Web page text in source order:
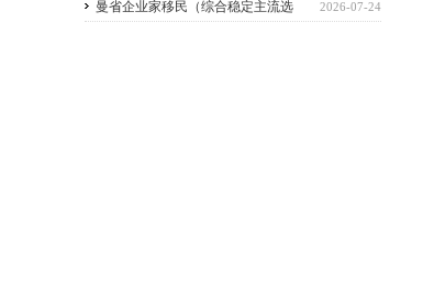
低，预算有限首选）
2026-07-24
曼省企业家移民（综合稳定主流选